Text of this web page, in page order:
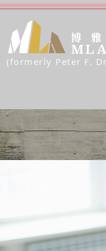
(formerly Peter F.